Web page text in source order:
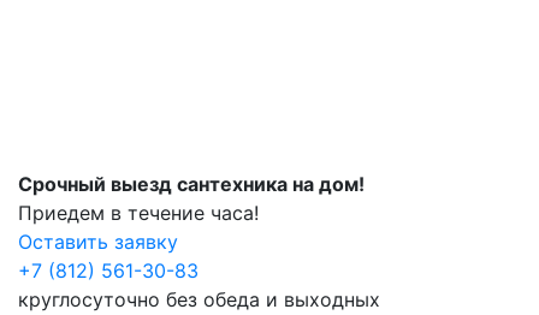
Срочный выезд сантехника на дом!
Приедем в течение часа!
Оставить заявку
+7 (812) 561-30-83
круглосуточно без обеда и выходных